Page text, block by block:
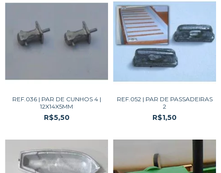
REF.036 | PAR DE CUNHOS 4 |
12X14X5MM
R$5,50
REF.052 | PAR DE PASSADEIRAS
2
R$1,50